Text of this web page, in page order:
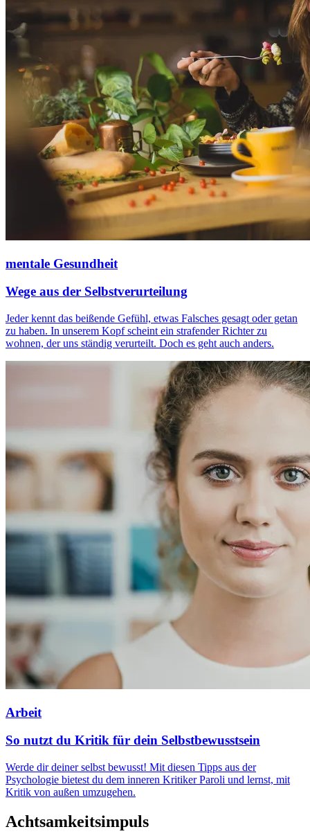
mentale Gesundheit
Wege aus der Selbstverurteilung
Jeder kennt das beißende Gefühl, etwas Falsches gesagt oder getan
zu haben. In unserem Kopf scheint ein strafender Richter zu
wohnen, der uns ständig verurteilt. Doch es geht auch anders.
Arbeit
So nutzt du Kritik für dein Selbstbewusstsein
Werde dir deiner selbst bewusst! Mit diesen Tipps aus der
Psychologie bietest du dem inneren Kritiker Paroli und lernst, mit
Kritik von außen umzugehen.
Achtsamkeitsimpuls